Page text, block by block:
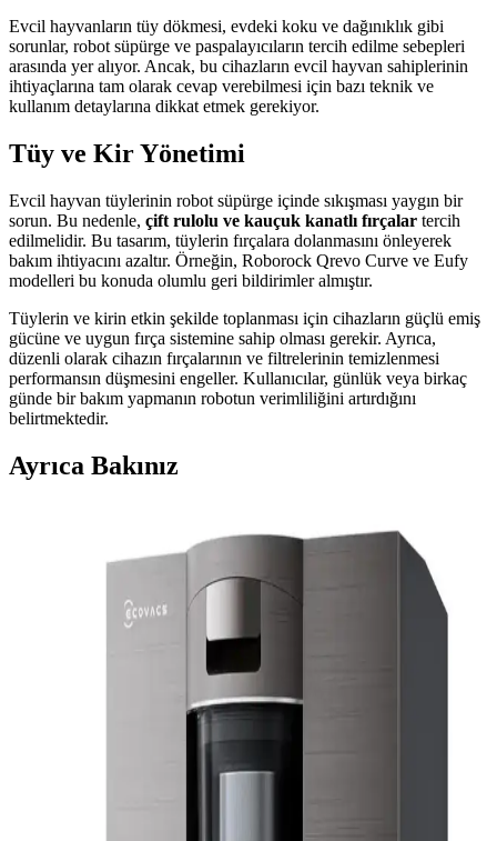
Evcil hayvanların tüy dökmesi, evdeki koku ve dağınıklık gibi
sorunlar, robot süpürge ve paspalayıcıların tercih edilme sebepleri
arasında yer alıyor. Ancak, bu cihazların evcil hayvan sahiplerinin
ihtiyaçlarına tam olarak cevap verebilmesi için bazı teknik ve
kullanım detaylarına dikkat etmek gerekiyor.
Tüy ve Kir Yönetimi
Evcil hayvan tüylerinin robot süpürge içinde sıkışması yaygın bir
sorun. Bu nedenle, çift rulolu ve kauçuk kanatlı fırçalar tercih
edilmelidir. Bu tasarım, tüylerin fırçalara dolanmasını önleyerek
bakım ihtiyacını azaltır. Örneğin, Roborock Qrevo Curve ve Eufy
modelleri bu konuda olumlu geri bildirimler almıştır.
Tüylerin ve kirin etkin şekilde toplanması için cihazların güçlü emiş
gücüne ve uygun fırça sistemine sahip olması gerekir. Ayrıca,
düzenli olarak cihazın fırçalarının ve filtrelerinin temizlenmesi
performansın düşmesini engeller. Kullanıcılar, günlük veya birkaç
günde bir bakım yapmanın robotun verimliliğini artırdığını
belirtmektedir.
Ayrıca Bakınız
Kedi Tüyü Temizliğinde Etkili Robot Süpürge
Seçimi ve Öne Çıkan Modeller
Kedi tüyü temizliğinde güçlü emiş gücü, tüy dolanmasını önleyen
fırçalar ve otomatik boşaltma özellikleri önemli. Moplama için
otomatik yıkama istasyonlu modeller tercih edilmeli.
En İyi Modeller ve Kriterler
özellikleri ve batarya verimliliği gibi kriterler önemlidir. Ecovacs,